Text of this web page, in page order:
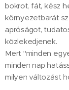
bokrot, fát, kész
környezetbarát
apróságot,
közlekedjenek.
Mert "minden
minden nap
milyen változást